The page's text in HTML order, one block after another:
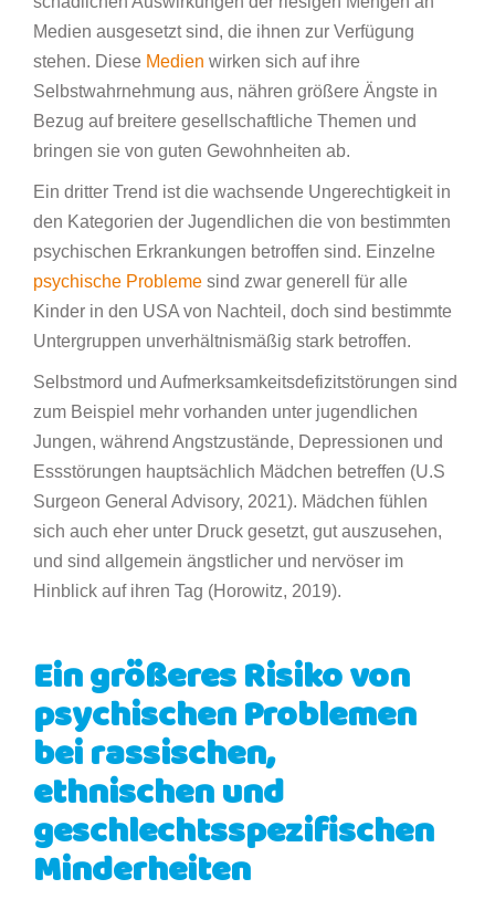
Medien ausgesetzt sind, die ihnen zur Verfügung
stehen. Diese Medien wirken sich auf ihre
Selbstwahrnehmung aus, nähren größere Ängste in
Bezug auf breitere gesellschaftliche Themen und
bringen sie von guten Gewohnheiten ab.
Ein dritter Trend ist die wachsende Ungerechtigkeit in
den Kategorien der Jugendlichen die von bestimmten
psychischen Erkrankungen betroffen sind. Einzelne
psychische Probleme sind zwar generell für alle
Kinder in den USA von Nachteil, doch sind bestimmte
Untergruppen unverhältnismäßig stark betroffen.
Selbstmord und Aufmerksamkeitsdefizitstörungen sind
zum Beispiel mehr vorhanden unter jugendlichen
Jungen, während Angstzustände, Depressionen und
Essstörungen hauptsächlich Mädchen betreffen (U.S
Surgeon General Advisory, 2021). Mädchen fühlen
sich auch eher unter Druck gesetzt, gut auszusehen,
und sind allgemein ängstlicher und nervöser im
Hinblick auf ihren Tag (Horowitz, 2019).
Ein größeres Risiko von
psychischen Problemen
bei rassischen,
ethnischen und
geschlechtsspezifischen
Minderheiten